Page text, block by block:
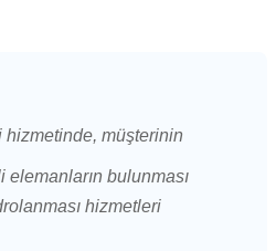
hizmetinde, müşterinin
elemanların bulunması
hizmetleri